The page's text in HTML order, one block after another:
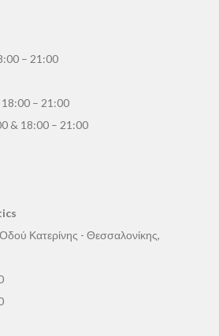
– 21:00
– 21:00
& 18:00 – 21:00
Κατερίνης - Θεσσαλονίκης,